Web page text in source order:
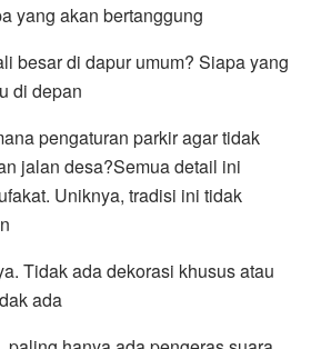
yang akan bertanggung
besar di dapur umum? Siapa yang
di depan
pengaturan parkir agar tidak
jalan desa?Semua detail ini
Uniknya, tradisi ini tidak
Tidak ada dekorasi khusus atau
ada